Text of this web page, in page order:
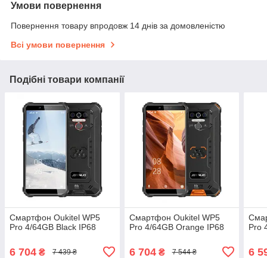
Умови повернення
Повернення товару впродовж 14 днів за домовленістю
Всі умови повернення
Подібні товари компанії
Смартфон Oukitel WP5
Pro 4/64GB Black IP68
6 704 ₴ 7 439 ₴
Смартфон Oukitel WP5
Pro 4/64GB Orange IP68
6 704₴ 7 544 ₴
Pro
6